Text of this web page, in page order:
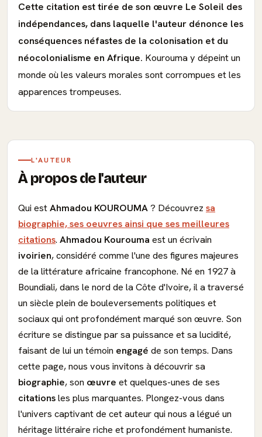
Cette citation est tirée de son œuvre Le Soleil des
indépendances, dans laquelle l'auteur dénonce les
conséquences néfastes de la colonisation et du
néocolonialisme en Afrique. Kourouma y dépeint un
monde où les valeurs morales sont corrompues et les
apparences trompeuses.
L'AUTEUR
À propos de l'auteur
Qui estAhmadou KOUROUMA? Découvrez sa
biographie, ses oeuvres ainsi que ses meilleures
citations. Ahmadou Kourouma est un écrivain
ivoirien, considéré comme l'une des figures majeures
de la littérature africaine francophone. Né en 1927 à
Boundiali, dans le nord de la Côte d'Ivoire, il a traversé
un siècle plein de bouleversements politiques et
sociaux qui ont profondément marqué son œuvre. Son
écriture se distingue par sa puissance et sa lucidité,
faisant de lui un témoin engagé de son temps. Dans
cette page, nous vous invitons à découvrir sa
biographie, son œuvre et quelques-unes de ses
citationsles plus marquantes. Plongez-vous dans
l'univers captivant de cet auteur qui nous a légué un
héritage littéraire riche et profondément humaniste.